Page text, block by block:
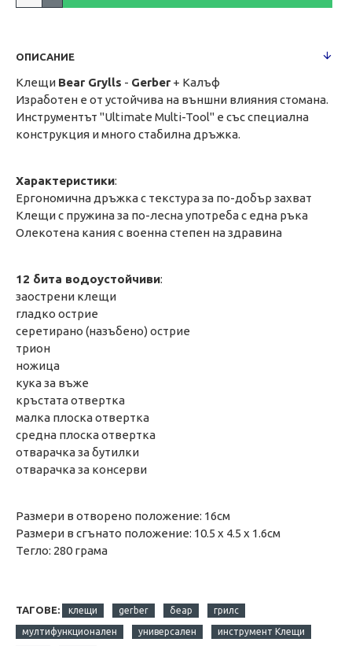
ОПИСАНИЕ
Клещи Bear Grylls - Gerber + Калъф
Изработен е от устойчива на външни влияния стомана.
Инструментът "Ultimate Multi-Tool" е със специална
конструкция и много стабилна дръжка.
Характеристики:
Ергономична дръжка с текстура за по-добър захват
Клещи с пружина за по-лесна употреба с една ръка
Олекотена кания с военна степен на здравина
12 бита водоустойчиви:
заострени клещи
гладко острие
серетирано (назъбено) острие
трион
ножица
кука за въже
кръстата отвертка
малка плоска отвертка
средна плоска отвертка
отварачка за бутилки
отварачка за консерви
Размери в отворено положение: 16см
Размери в сгънато положение: 10.5 х 4.5 х 1.6см
Тегло: 280 грама
ТАГОВЕ: клещи gerber беар грилс
мултифункционален универсален инструмент Клещи